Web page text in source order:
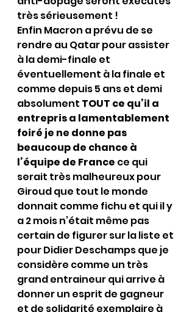
très sérieusement !
Enfin Macron a prévu de se
rendre au Qatar pour assister
à la demi-finale et
éventuellement à la finale et
comme depuis 5 ans et demi
absolument TOUT ce qu’il a
entrepris a lamentablement
foiré je ne donne pas
beaucoup de chance à
l’équipe de France ce qui
serait très malheureux pour
Giroud que tout le monde
donnait comme fichu et qui il y
a 2 mois n’était même pas
certain de figurer sur la liste et
pour Didier Deschamps que je
considère comme un très
grand entraineur qui arrive à
donner un esprit de gagneur
et de solidarité exemplaire à